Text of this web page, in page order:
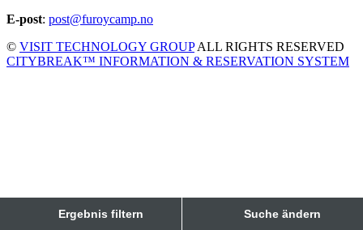
Ergebnis filtern Suche ändern
E-post: post@furoycamp.no
© VISIT TECHNOLOGY GROUPALL RIGHTS RESERVED
CITYBREAK™ INFORMATION & RESERVATION SYSTEM